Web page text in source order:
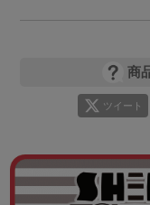
商
ツイート